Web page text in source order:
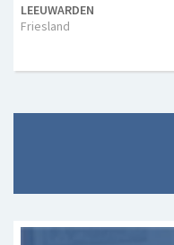
LEEUWARDEN
Friesland